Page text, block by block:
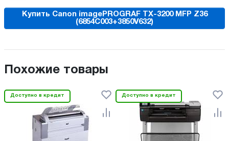
Купить Canon imagePROGRAF TX-3200 MFP Z36
(6854C003+3850V632)
Похожие товары
Доступно в кредит Доступно в кредит